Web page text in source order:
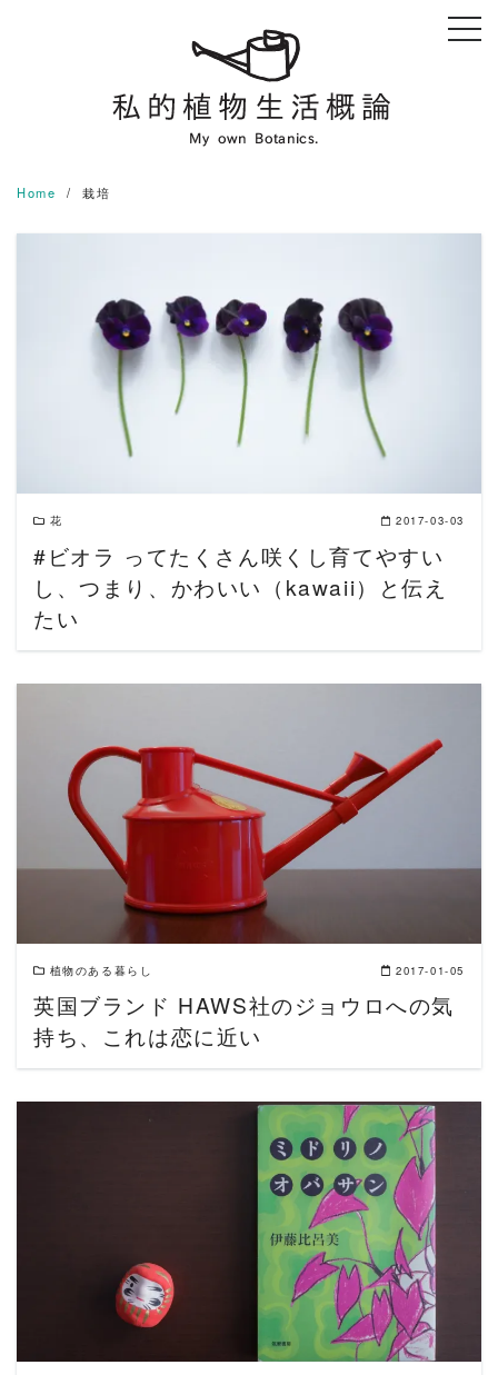
Home 栽培
READ MORE
花 2017-03-03
#ビオラ ってたくさん咲くし育てやすい
し、つまり、かわいい（kawaii）と伝え
たい
READ MORE
植物のある暮らし 2017-01-05
英国ブランド HAWS社のジョウロへの気
持ち、これは恋に近い
READ MORE